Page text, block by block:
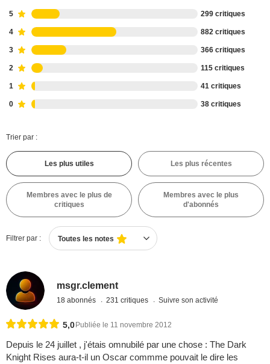
5 299 critiques
4 882 critiques
3 366 critiques
2 115 critiques
1 41 critiques
0 38 critiques
Trier par :
Les plus utiles Les plus récentes
Membres avec le plus de
critiques
Membres avec le plus
d'abonnés
Filtrer par : Toutes les notes
msgr.clement
18 abonnés 231 critiques Suivre son activité
5,0 Publiée le 11 novembre 2012
Depuis le 24 juillet , j'étais omnubilé par une chose : The Dark
Knight Rises aura-t-il un Oscar commme pouvait le dire les